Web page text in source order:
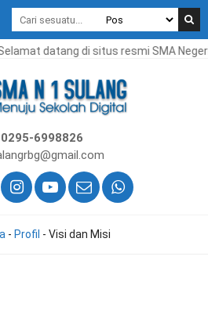
datang di situs resmi SMA Negeri
0295-6998826
- Profil - Visi dan Misi